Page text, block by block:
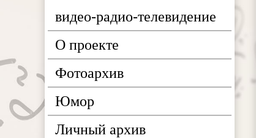
видео-радио-телевидение
О проекте
Фотоархив
Юмор
Личный архив